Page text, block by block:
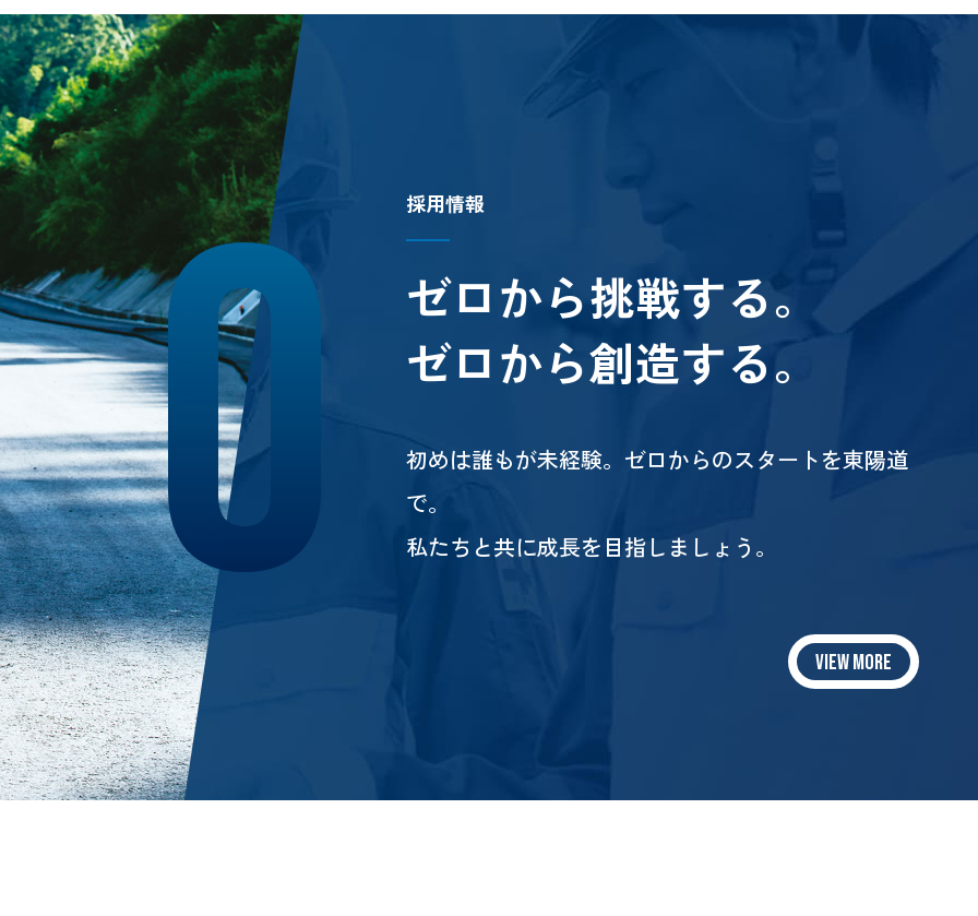
お知らせ
会社概要
事業内容
採用情報
採用情報
ゼロから挑戦する。
ゼロから創造する。
初めは誰もが未経験。ゼロからのスタートを東陽道
で。
私たちと共に成長を目指しましょう。
VIEW MORE